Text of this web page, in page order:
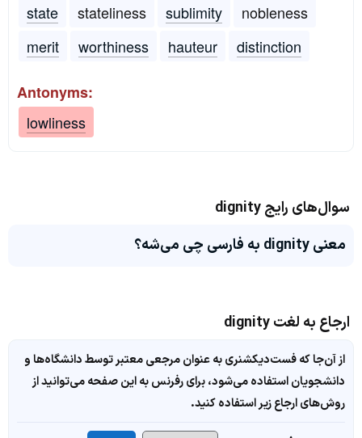
state
stateliness sublimity
nobleness
merit
worthiness hauteur distinction
Antonyms:
lowliness
سوال‌های رایج dignity
معنی dignity به فارسی چی می‌شه؟
ارجاع به لغت dignity
از آن‌جا که فست‌دیکشنری به عنوان مرجعی معتبر توسط دانشگاه‌ها و
دانشجویان استفاده می‌شود، برای رفرنس به این صفحه می‌توانید از
روش‌های ارجاع زیر استفاده کنید.